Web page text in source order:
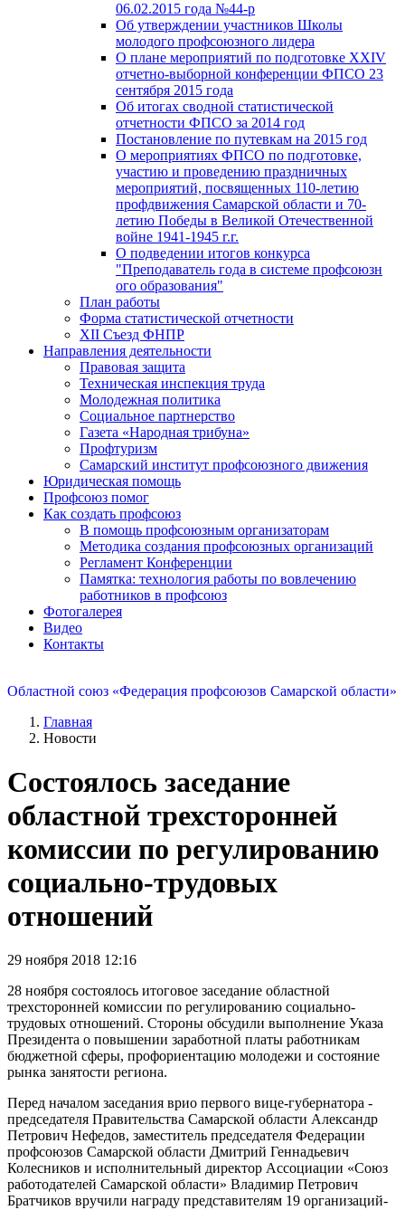
06.02.2015 года №44-р
Об утверждении участников Школы
молодого профсоюзного лидера
О плане мероприятий по подготовке XXIV
отчетно-выборной конференции ФПСО 23
сентября 2015 года
Об итогах сводной статистической
отчетности ФПСО за 2014 год
Постановление по путевкам на 2015 год
О мероприятиях ФПСО по подготовке,
участию и проведению праздничных
мероприятий, посвященных 110-летию
профдвижения Самарской области и 70-
летию Победы в Великой Отечественной
войне 1941-1945 г.г.
О подведении итогов конкурса
"Преподаватель года в системе профсоюзн
ого образования"
План работы
Форма статистической отчетности
XII Съезд ФНПР
Направления деятельности
Правовая защита
Техническая инспекция труда
Молодежная политика
Социальное партнерство
Газета «Народная трибуна»
Профтуризм
Самарский институт профсоюзного движения
Юридическая помощь
Профсоюз помог
Как создать профсоюз
В помощь профсоюзным организаторам
Методика создания профсоюзных организаций
Регламент Конференции
Памятка: технология работы по вовлечению
работников в профсоюз
Фотогалерея
Видео
Контакты
Областной союз «Федерация профсоюзов Самарской области»
Главная
Новости
Состоялось заседание
областной трехсторонней
комиссии по регулированию
социально-трудовых
отношений
29 ноября 2018 12:16
28 ноября состоялось итоговое заседание областной
трехсторонней комиссии по регулированию социально-
трудовых отношений. Стороны обсудили выполнение Указа
Президента о повышении заработной платы работникам
бюджетной сферы, профориентацию молодежи и состояние
рынка занятости региона.
Перед началом заседания врио первого вице-губернатора -
председателя Правительства Самарской области Александр
Петрович Нефедов, заместитель председателя Федерации
профсоюзов Самарской области Дмитрий Геннадьевич
Колесников и исполнительный директор Ассоциации «Союз
работодателей Самарской области» Владимир Петрович
Братчиков вручили награду представителям 19 организаций-